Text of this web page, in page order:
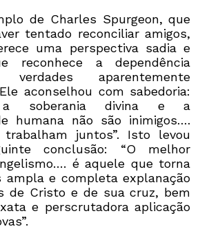
de Charles Spurgeon, que
tentado reconciliar amigos,
uma perspectiva sadia e
reconhece a dependência
aparentemente
aconselhou com sabedoria:
a soberania divina e a
humana não são inimigos….
juntos”. Isto levou
conclusão: “O melhor
é aquele que torna
ampla e completa explanação
de Cristo e de sua cruz, bem
e perscrutadora aplicação